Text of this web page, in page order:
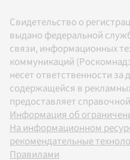
Свидетельство о
выдано федеральной
связи, информационных
коммуникаций
несет ответственности
содержащейся в
предоставляет
Информация об
На информационном
рекомендательные
Правилами